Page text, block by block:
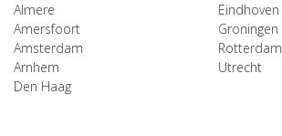
Almere
Amersfoort
Amsterdam
Arnhem
Den Haag
Eindhoven
Groningen
Rotterdam
Utrecht